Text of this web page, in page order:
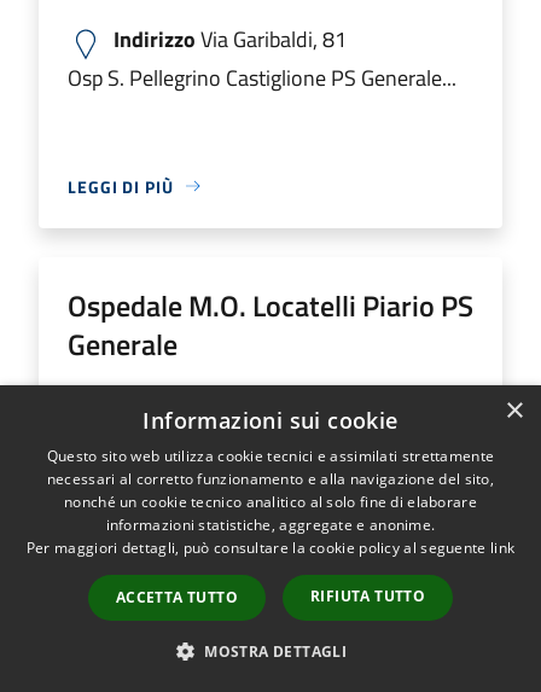
IndirizzoVia Garibaldi, 81
Osp S. Pellegrino Castiglione PS Generale...
LEGGI DI PIÙ
Ospedale M.O. Locatelli Piario PS
Generale
Indirizzo
Via Groppino, 22
Ospedale M.O. Locatelli Piario PS Generale...
LEGGI DI PIÙ
Ospedale SS Trinità Romano L.
×
Informazioni sui cookie
Questo sito web utilizza cookie tecnici e assimilati strettamente
necessari al corretto funzionamento e alla navigazione del sito,
nonché un cookie tecnico analitico al solo fine di elaborare
informazioni statistiche, aggregate e anonime.
Per maggiori dettagli, può consultare la cookie policy al seguente link
ACCETTA TUTTO RIFIUTA TUTTO
MOSTRA DETTAGLI